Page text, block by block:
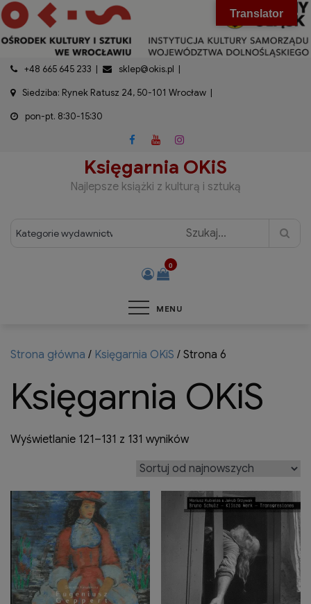
treści
Skip
to
content
+48 665 645 233
sklep@okis.pl
Siedziba: Rynek Ratusz 24, 50-101 Wrocław
pon-pt. 8:30-15:30
Księgarnia OKiS
Najlepsze książki z kulturą i sztuką
0
MENU
Strona główna / Księgarnia OKiS / Strona 6
Księgarnia OKiS
Wyświetlanie 121–131 z 131 wynikówPosortowane
najnowszych
Translator